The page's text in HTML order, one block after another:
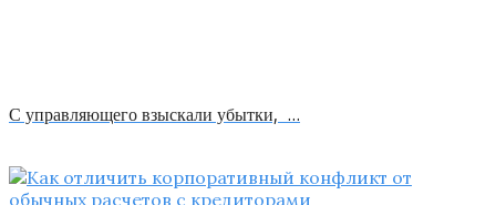
С управляющего взыскали убытки, …